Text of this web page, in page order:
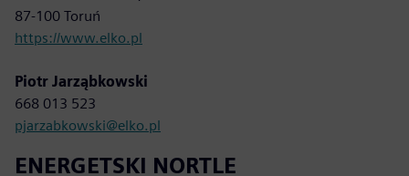
87-100 Toruń
https://www.elko.pl
Piotr Jarząbkowski
668 013 523
pjarzabkowski@elko.pl
ENERGETSKI NORTLE